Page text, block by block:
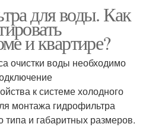
для воды. Как
и квартире?
очистки воды необходимо
к системе холодного
монтажа гидрофильтра
типа и габаритных размеров.